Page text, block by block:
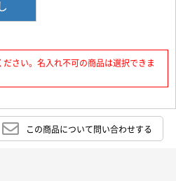
さい。名入れ不可の商品は選択できま
この商品について問い合わせする